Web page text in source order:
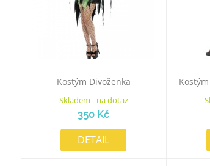
Kostým Divoženka
Skladem - na dotaz
350 Kč
DETAIL